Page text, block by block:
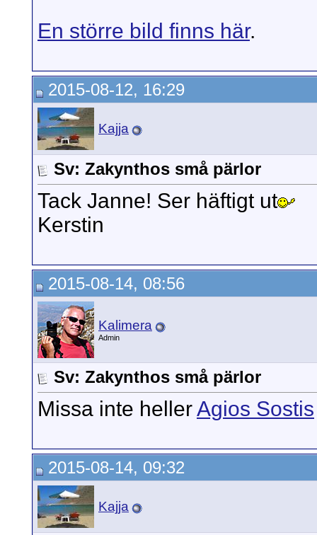
En större bild finns här.
2015-08-12, 16:29
Kajja
Sv: Zakynthos små pärlor
Tack Janne! Ser häftigt ut
Kerstin
2015-08-14, 08:56
Kalimera
Admin
Sv: Zakynthos små pärlor
Missa inte hellerAgios Sostis
2015-08-14, 09:32
Kajja